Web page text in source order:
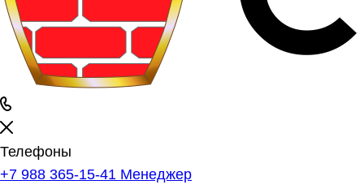
Телефоны
+7 988 365-15-41 Менеджер